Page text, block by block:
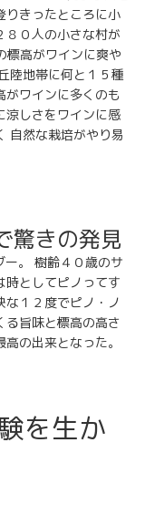
りきったところに小
８０人の小さな村が
標高がワインに爽や
陸地帯に何と１５種
がワインに多くのも
涼しさをワインに感
自然な栽培がやり易
驚きの発見
ー。 樹齢４０歳のサ
時としてピノってす
な１２度でピノ・ノ
る旨味と標高の高さ
の出来となった。
を生か